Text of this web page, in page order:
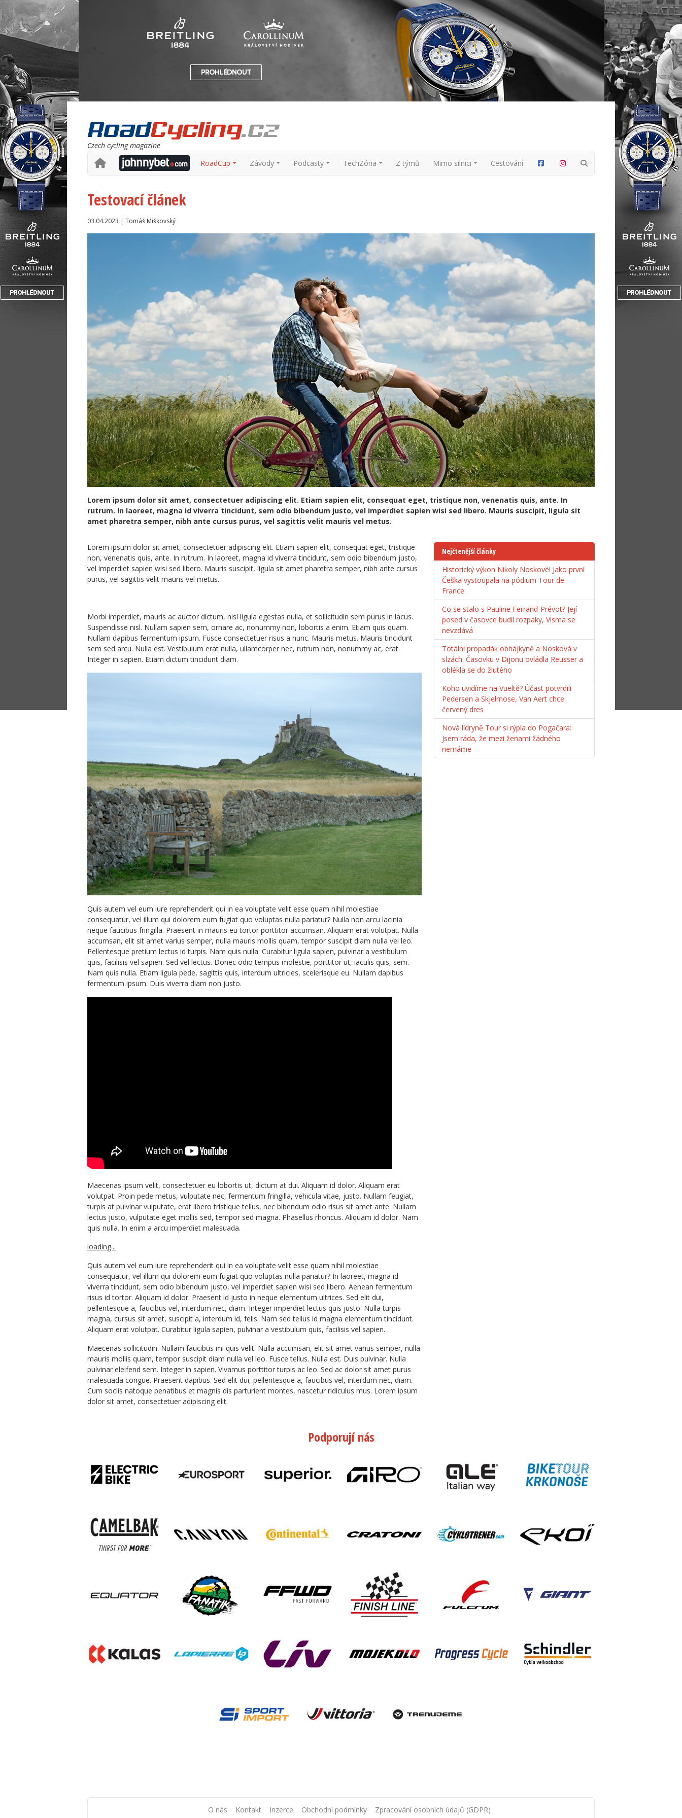
Czech cycling magazine
RoadCup
Závody Podcasty TechZóna Z týmů Mimo silnici Cestování
Testovací článek
03.04.2023 | Tomáš Miškovský
Lorem ipsum dolor sit amet, consectetuer adipiscing elit. Etiam sapien elit, consequat eget, tristique non, venenatis quis, ante. In
rutrum. In laoreet, magna id viverra tincidunt, sem odio bibendum justo, vel imperdiet sapien wisi sed libero. Mauris suscipit, ligula sit
amet pharetra semper, nibh ante cursus purus, vel sagittis velit mauris vel metus.
Lorem ipsum dolor sit amet, consectetuer adipiscing elit. Etiam sapien elit, consequat eget, tristique
non, venenatis quis, ante. In rutrum. In laoreet, magna id viverra tincidunt, sem odio bibendum justo,
vel imperdiet sapien wisi sed libero. Mauris suscipit, ligula sit amet pharetra semper, nibh ante cursus
purus, vel sagittis velit mauris vel metus.
Morbi imperdiet, mauris ac auctor dictum, nisl ligula egestas nulla, et sollicitudin sem purus in lacus.
Suspendisse nisl. Nullam sapien sem, ornare ac, nonummy non, lobortis a enim. Etiam quis quam.
Nullam dapibus fermentum ipsum. Fusce consectetuer risus a nunc. Mauris metus. Mauris tincidunt
sem sed arcu. Nulla est. Vestibulum erat nulla, ullamcorper nec, rutrum non, nonummy ac, erat.
Integer in sapien. Etiam dictum tincidunt diam.
Quis autem vel eum iure reprehenderit qui in ea voluptate velit esse quam nihil molestiae
consequatur, vel illum qui dolorem eum fugiat quo voluptas nulla pariatur? Nulla non arcu lacinia
neque faucibus fringilla. Praesent in mauris eu tortor porttitor accumsan. Aliquam erat volutpat. Nulla
accumsan, elit sit amet varius semper, nulla mauris mollis quam, tempor suscipit diam nulla vel leo.
Pellentesque pretium lectus id turpis. Nam quis nulla. Curabitur ligula sapien, pulvinar a vestibulum
quis, facilisis vel sapien. Sed vel lectus. Donec odio tempus molestie, porttitor ut, iaculis quis, sem.
Nam quis nulla. Etiam ligula pede, sagittis quis, interdum ultricies, scelerisque eu. Nullam dapibus
fermentum ipsum. Duis viverra diam non justo.
Maecenas ipsum velit, consectetuer eu lobortis ut, dictum at dui. Aliquam id dolor. Aliquam erat
volutpat. Proin pede metus, vulputate nec, fermentum fringilla, vehicula vitae, justo. Nullam feugiat,
turpis at pulvinar vulputate, erat libero tristique tellus, nec bibendum odio risus sit amet ante. Nullam
lectus justo, vulputate eget mollis sed, tempor sed magna. Phasellus rhoncus. Aliquam id dolor. Nam
quis nulla. In enim a arcu imperdiet malesuada.
loading...
Quis autem vel eum iure reprehenderit qui in ea voluptate velit esse quam nihil molestiae
consequatur, vel illum qui dolorem eum fugiat quo voluptas nulla pariatur? In laoreet, magna id
viverra tincidunt, sem odio bibendum justo, vel imperdiet sapien wisi sed libero. Aenean fermentum
risus id tortor. Aliquam id dolor. Praesent id justo in neque elementum ultrices. Sed elit dui,
pellentesque a, faucibus vel, interdum nec, diam. Integer imperdiet lectus quis justo. Nulla turpis
magna, cursus sit amet, suscipit a, interdum id, felis. Nam sed tellus id magna elementum tincidunt.
Aliquam erat volutpat. Curabitur ligula sapien, pulvinar a vestibulum quis, facilisis vel sapien.
Maecenas sollicitudin. Nullam faucibus mi quis velit. Nulla accumsan, elit sit amet varius semper, nulla
mauris mollis quam, tempor suscipit diam nulla vel leo. Fusce tellus. Nulla est. Duis pulvinar. Nulla
pulvinar eleifend sem. Integer in sapien. Vivamus porttitor turpis ac leo. Sed ac dolor sit amet purus
malesuada congue. Praesent dapibus. Sed elit dui, pellentesque a, faucibus vel, interdum nec, diam.
Cum sociis natoque penatibus et magnis dis parturient montes, nascetur ridiculus mus. Lorem ipsum
dolor sit amet, consectetuer adipiscing elit.
Nejčtenější články
Historický výkon Nikoly Noskové! Jako první
Češka vystoupala na pódium Tour de
France
Co se stalo s Pauline Ferrand-Prévot? Její
posed v časovce budil rozpaky, Visma se
nevzdává
Totální propadák obhájkyně a Nosková v
slzách. Časovku v Dijonu ovládla Reusser a
oblékla se do žlutého
Koho uvidíme na Vueltě? Účast potvrdili
Pedersen a Skjelmose, Van Aert chce
červený dres
Nová lídryně Tour si rýpla do Pogačara:
Jsem ráda, že mezi ženami žádného
nemáme
Podporují nás
O nás Kontakt Inzerce Obchodní podmínky Zpracování osobních údajů (GDPR)